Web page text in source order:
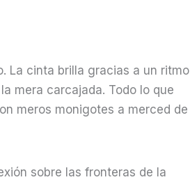
La cinta brilla gracias a un ritmo
mera carcajada. Todo lo que
meros monigotes a merced de
sobre las fronteras de la